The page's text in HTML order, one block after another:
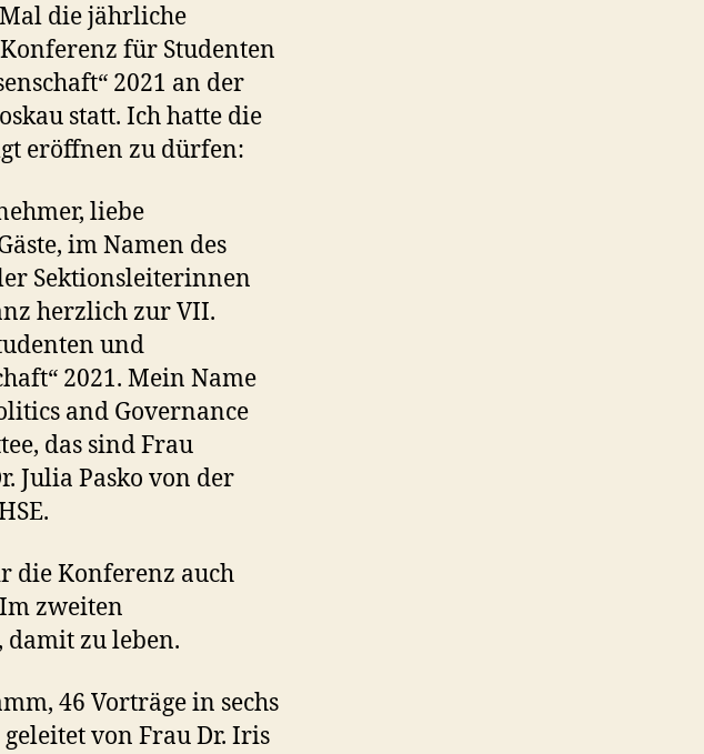
die jährliche
für Studenten
2021 an der
statt. Ich hatte die
eröffnen zu dürfen:
liebe
im Namen des
Sektionsleiterinnen
herzlich zur VII.
und
2021. Mein Name
and Governance
das sind Frau
Julia Pasko von der
die Konferenz auch
zweiten
zu leben.
46 Vorträge in sechs
von Frau Dr. Iris